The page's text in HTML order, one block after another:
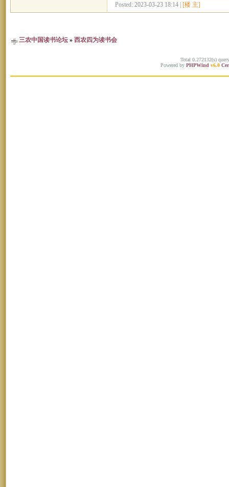
Posted: 2023-03-23 18:14 | [楼 主]
三农中国读书论坛 » 西农四为读书会
Total 0.272132(s)
Powered by PHPWind v6.0